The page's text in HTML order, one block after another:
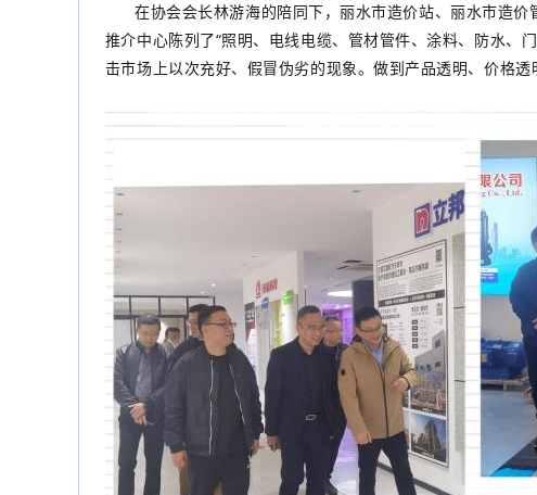
在协会会长林游海的陪同下，丽水市造价站、丽水市造
推介中心陈列了“照明、电线电缆、管材管件、涂料、防水、
击市场上以次充好、假冒伪劣的现象。做到产品透明、价格